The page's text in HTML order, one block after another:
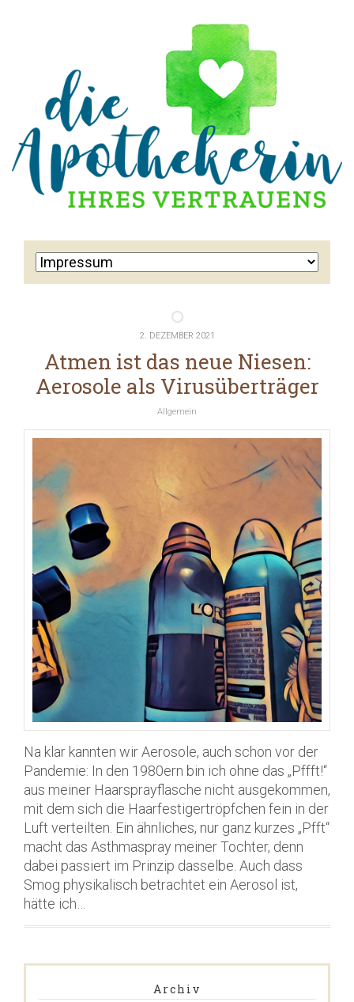
2. DEZEMBER 2021
Atmen ist das neue Niesen:
Aerosole als Virusüberträger
Allgemein
Na klar kannten wir Aerosole, auch schon vor der
Pandemie: In den 1980ern bin ich ohne das „Pffft!“
aus meiner Haarsprayflasche nicht ausgekommen,
mit dem sich die Haarfestigertröpfchen fein in der
Luft verteilten. Ein ähnliches, nur ganz kurzes „Pfft“
macht das Asthmaspray meiner Tochter, denn
dabei passiert im Prinzip dasselbe. Auch dass
Smog physikalisch betrachtet ein Aerosol ist,
hätte ich…
Archiv